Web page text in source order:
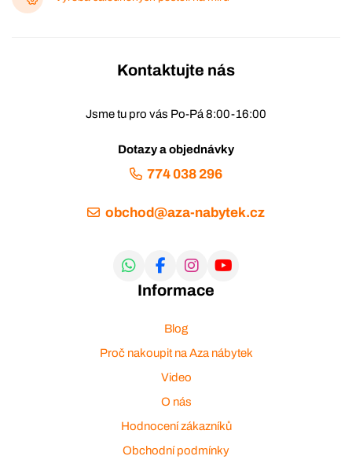
Kontaktujte nás
Jsme tu pro vás Po-Pá 8:00-16:00
Dotazy a objednávky
774 038 296
obchod@aza-nabytek.cz
Informace
Blog
Proč nakoupit na Aza nábytek
Video
O nás
Hodnocení zákazníků
Obchodní podmínky